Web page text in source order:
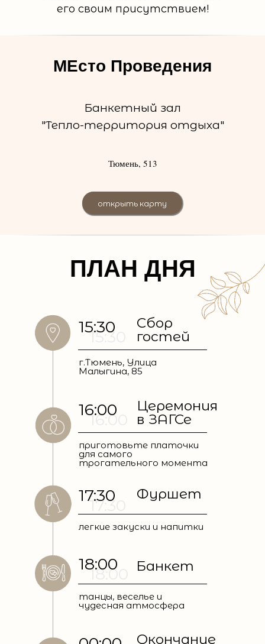
его своим присутствием!
открыть карту
МЕсто Проведения
​Банкетный зал
"Тепло-территория отдыха"
Тюмень, 513
15:30
ПЛАН ДНЯ
15:30
Сбор
гостей
г.Тюмень, Улица
Малыгина, 85
16:00
16:00
Церемония
в ЗАГСе
приготовьте платочки
для самого
трогательного момента
17:30
17:30 Фуршет
легкие закуски и напитки
18:00
18:00 Банкет
танцы, веселье и
чудесная атмосфера
Окончание